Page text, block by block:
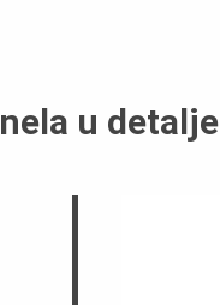
u detalje